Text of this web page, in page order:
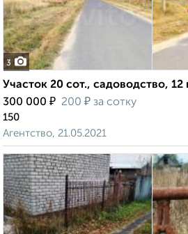
3
Участок 20 сот., садоводство, 12
300 000 ₽ 200 ₽ за сотку
150
Агентство, 21.05.2021